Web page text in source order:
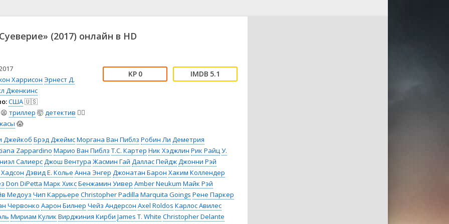
👨‍💼 Новости
тв
😱 Ужасы
🤠 Фильм-нуар
🧝‍♂️ Фэнтези
(2017) онлайн в HD
Харрисон Эрнест Д.
Дженкинс
США🇺🇸
😫 триллер 🤯детектив 🕵️‍♂️
😱
0 5.1
Джейкоб Брэд ДжеймсМоргана Ван Пиблз Робин Ли Деметрия
Zappardino Марио Ван Пиблз Т.С. Картер Ник Хэджлин Рик РайцУ.
СалиерсДжош Вентура Жасмин Гай Даллас ПейджДжонни Рэй
Дэвид Е. Колье Анна Энгер Джонатан Барон Хаким Коллендер
Don DiPetta Марк ХиксБенжамин Уивер Amber Neukum Майк Рэй
Медоуз Чип Каррьере Christopher Padilla Marquita Goings Рене Паркер
Червонко Аарон Билнер Чейз Андерсон Axel Roldos Карлос Авилес
Мириам Кулик Вирджиния Кирби James T. White Christopher Delante